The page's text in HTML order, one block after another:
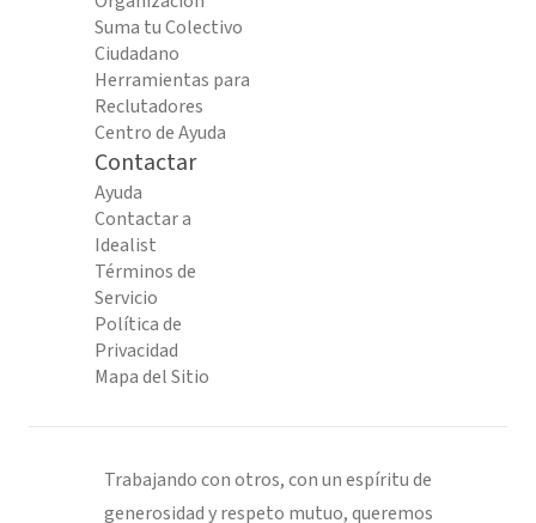
Suma tu Colectivo
Ciudadano
Herramientas para
Reclutadores
Centro de Ayuda
Contactar
Ayuda
Contactar a
Idealist
Términos de
Servicio
Política de
Privacidad
Mapa del Sitio
Trabajando con otros, con un espíritu de
generosidad y respeto mutuo, queremos